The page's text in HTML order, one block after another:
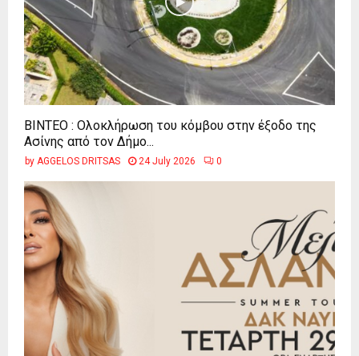
ΒΙΝΤΕΟ : Ολοκλήρωση του κόμβου στην έξοδο της
Ασίνης από τον Δήμο...
by AGGELOS DRITSAS 24 July 2026 0